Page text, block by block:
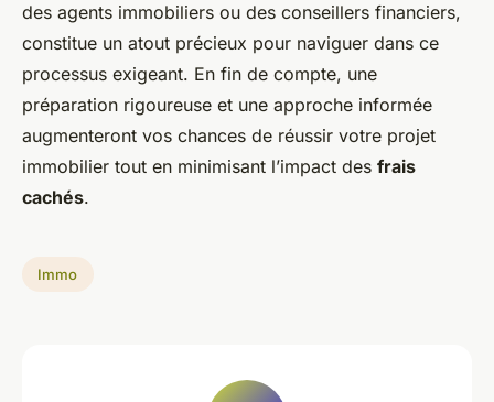
des agents immobiliers ou des conseillers financiers,
constitue un atout précieux pour naviguer dans ce
processus exigeant. En fin de compte, une
préparation rigoureuse et une approche informée
augmenteront vos chances de réussir votre projet
immobilier tout en minimisant l’impact des frais
cachés.
Immo